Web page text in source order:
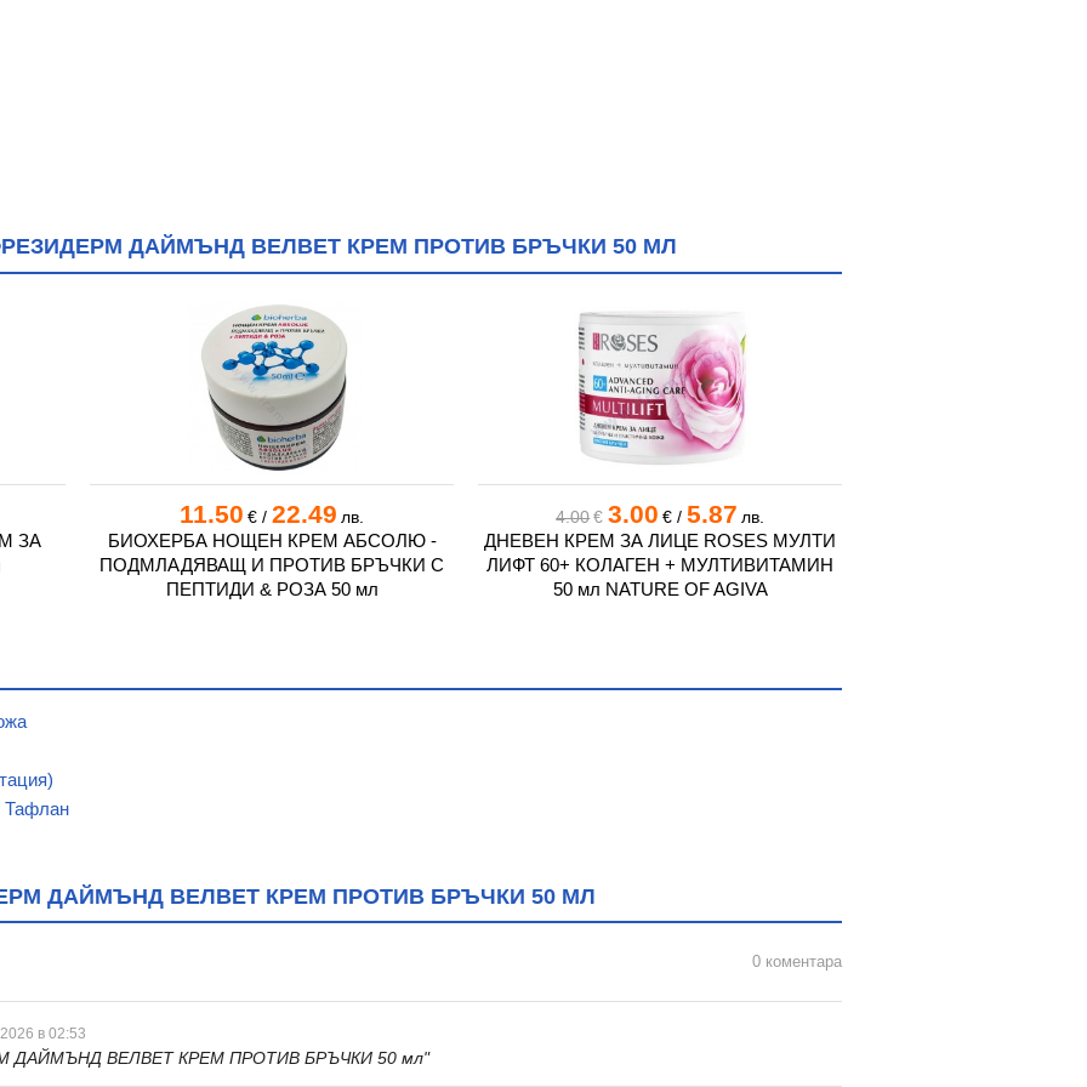
ДАЙМЪНД ВЕЛВЕТ КРЕМ ПРОТИВ БРЪЧКИ 50 МЛ
ЗА
11.50 € / 22.49 лв.
БИОХЕРБА НОЩЕН КРЕМ АБСОЛЮ -
ПОДМЛАДЯВАЩ И ПРОТИВ БРЪЧКИ С
ПЕПТИДИ & РОЗА 50 мл
4.00€ 3.00 €/ 5.87 лв.
ДНЕВЕН КРЕМ ЗА ЛИЦЕ ROSES МУЛТИ
ЛИФТ 60+ КОЛАГЕН + МУЛТИВИТАМИН
50 мл NATURE OF AGIVA
Тафлан
ДАЙМЪНД ВЕЛВЕТ КРЕМ ПРОТИВ БРЪЧКИ 50 МЛ
0 коментара
в 02:53
ДАЙМЪНД ВЕЛВЕТ КРЕМ ПРОТИВ БРЪЧКИ 50 мл"